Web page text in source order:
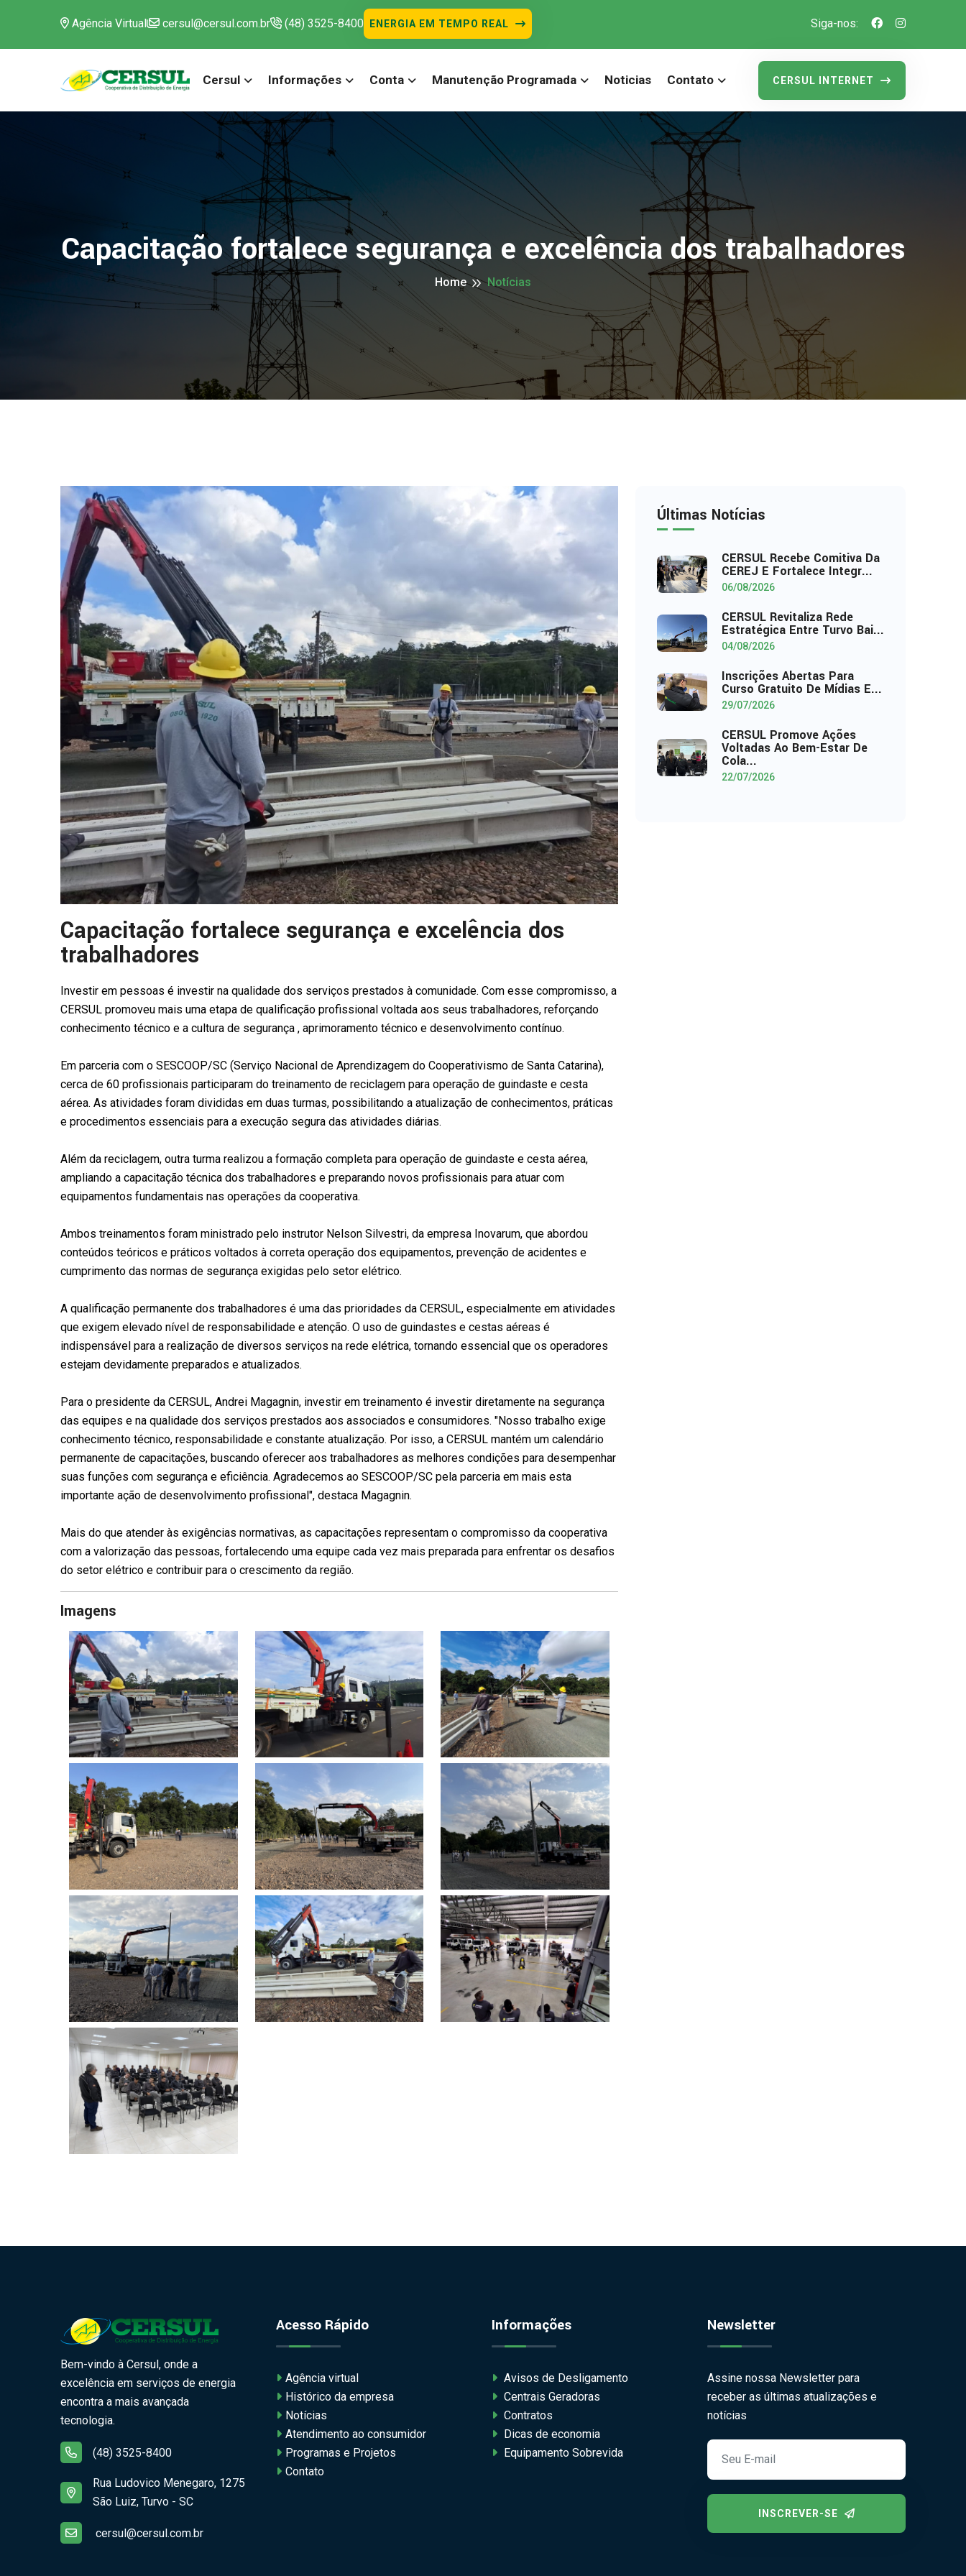
Agência Virtual cersul@cersul.com.br (48) 3525-8400 ENERGIA EM TEMPO REAL Siga-nos:
Cersul Informações Conta Manutenção Programada Noticias Contato CERSUL INTERNET
Capacitação fortalece segurança e excelência dos trabalhadores
Home Notícias
Capacitação fortalece segurança e excelência dos
trabalhadores
Investir em pessoas é investir na qualidade dos serviços prestados à comunidade. Com esse compromisso, a
CERSUL promoveu mais uma etapa de qualificação profissional voltada aos seus trabalhadores, reforçando
conhecimento técnico e a cultura de segurança , aprimoramento técnico e desenvolvimento contínuo.
Em parceria com o SESCOOP/SC (Serviço Nacional de Aprendizagem do Cooperativismo de Santa Catarina),
cerca de 60 profissionais participaram do treinamento de reciclagem para operação de guindaste e cesta
aérea. As atividades foram divididas em duas turmas, possibilitando a atualização de conhecimentos, práticas
e procedimentos essenciais para a execução segura das atividades diárias.
Além da reciclagem, outra turma realizou a formação completa para operação de guindaste e cesta aérea,
ampliando a capacitação técnica dos trabalhadores e preparando novos profissionais para atuar com
equipamentos fundamentais nas operações da cooperativa.
Ambos treinamentos foram ministrado pelo instrutor Nelson Silvestri, da empresa Inovarum, que abordou
conteúdos teóricos e práticos voltados à correta operação dos equipamentos, prevenção de acidentes e
cumprimento das normas de segurança exigidas pelo setor elétrico.
A qualificação permanente dos trabalhadores é uma das prioridades da CERSUL, especialmente em atividades
que exigem elevado nível de responsabilidade e atenção. O uso de guindastes e cestas aéreas é
indispensável para a realização de diversos serviços na rede elétrica, tornando essencial que os operadores
estejam devidamente preparados e atualizados.
Para o presidente da CERSUL, Andrei Magagnin, investir em treinamento é investir diretamente na segurança
das equipes e na qualidade dos serviços prestados aos associados e consumidores. "Nosso trabalho exige
conhecimento técnico, responsabilidade e constante atualização. Por isso, a CERSUL mantém um calendário
permanente de capacitações, buscando oferecer aos trabalhadores as melhores condições para desempenhar
suas funções com segurança e eficiência. Agradecemos ao SESCOOP/SC pela parceria em mais esta
importante ação de desenvolvimento profissional", destaca Magagnin.
Mais do que atender às exigências normativas, as capacitações representam o compromisso da cooperativa
com a valorização das pessoas, fortalecendo uma equipe cada vez mais preparada para enfrentar os desafios
do setor elétrico e contribuir para o crescimento da região.
Imagens
Últimas Notícias
CERSUL Recebe Comitiva Da
CEREJ E Fortalece Integr...
06/08/2026
CERSUL Revitaliza Rede
Estratégica Entre Turvo Bai...
04/08/2026
Inscrições Abertas Para
Curso Gratuito De Mídias E...
29/07/2026
CERSUL Promove Ações
Voltadas Ao Bem-Estar De
Cola...
22/07/2026
Bem-vindo à Cersul, onde a
excelência em serviços de energia
encontra a mais avançada
tecnologia.
(48) 3525-8400
Rua Ludovico Menegaro, 1275
São Luiz, Turvo - SC
cersul@cersul.com.br
Acesso Rápido
Agência virtual
Histórico da empresa
Notícias
Atendimento ao consumidor
Programas e Projetos
Contato
Informações
Avisos de Desligamento
Centrais Geradoras
Contratos
Dicas de economia
Equipamento Sobrevida
Newsletter
Assine nossa Newsletter para
receber as últimas atualizações e
notícias
INSCREVER-SE